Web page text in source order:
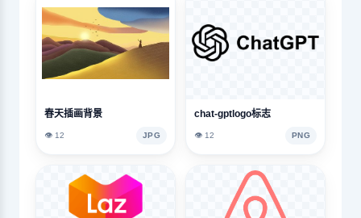
春天插画背景
👁️ 12 JPG
chat-gptlogo标志
👁️ 12 PNG